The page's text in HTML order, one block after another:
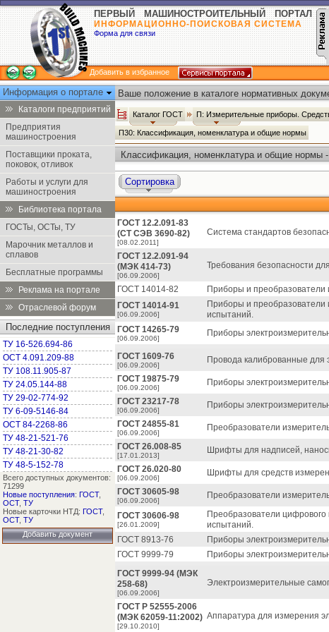
ПЕРВЫЙ МАШИНОСТРОИТЕЛЬНЫЙ ПОРТАЛ
ИНФОРМАЦИОННО-ПОИСКОВАЯ СИСТЕМА
Форма для связи
Добавить в избранное
Информация о портале
Каталоги предприятий
Предприятия
машиностроения
Поставщики проката,
поковок, отливок
Работы и услуги для
машиностроения
Библиотека портала
ГОСТы, ОСТы, ТУ
Марочник металлов и
сплавов
Бесплатные программы
Реклама на портале
Отраслевой форум
Последние поступления
ТУ 16-526.694-86
ОСТ 4.091.209-88
ТУ 108.11.905-87
ТУ 24.05.144-88
ТУ 29-02-774-92
ТУ 6-09-5146-84
ОСТ 84-2268-86
ТУ 48-21-521-76
ТУ 48-21-30-82
ТУ 48-5-152-78
Всего доступных документов:
71299
Новые поступления: ГОСТ,
ОСТ, ТУ
Новые карточки НТД: ГОСТ,
ОСТ, ТУ
Добавить документ
Ваше положение в каталоге нормативных
Каталог ГОСТ П: Измерительные приборы.
П30: Классификация, номенклатура и общие нормы
Классификация, номенклатура и общие нормы
Сортировка
ГОСТ 12.2.091-83
(СТ СЭВ 3690-82)
[08.02.2011]
Система стандартов
ГОСТ 12.2.091-94
(МЭК 414-73)
[06.09.2006]
Требования безопасности
ГОСТ 14014-82
Приборы и преобразователи
ГОСТ 14014-91
[06.09.2006]
Приборы и
испытаний.
ГОСТ 14265-79
[06.09.2006]
Приборы
ГОСТ 1609-76
[06.09.2006]
Провода калиброванные для
ГОСТ 19875-79
[06.09.2006]
Приборы
ГОСТ 23217-78
[06.09.2006]
Приборы
ГОСТ 24855-81
[06.09.2006]
Преобразователи
ГОСТ 26.008-85
[17.01.2013]
Шрифты для надписей,
ГОСТ 26.020-80
[06.09.2006]
Шрифты для средств
ГОСТ 30605-98
[06.09.2006]
Преобразователи
ГОСТ 30606-98
[26.01.2009]
Преобразователи
испытаний.
ГОСТ 8913-76
Приборы
ГОСТ 9999-79
Приборы
ГОСТ 9999-94 (МЭК
258-68)
[06.09.2006]
Электроизмерительные
ГОСТ Р 52555-2006
(МЭК 62059-11:2002)
[29.10.2010]
Аппаратура для измерения